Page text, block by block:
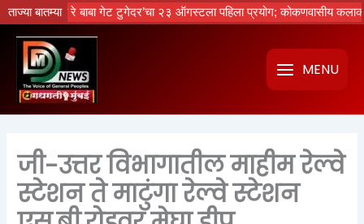
ताज्या बातम्या
नको रे बाबा गेट टुगेदर’चा २३ ऑगस्टला पहिला प्रयोग; कोकणवासीय कलाकारांची
Skip
to
content
MENU
जी-उत्तर विभागातील माहीम रेल्वे
स्टेशन ते माटुंगा रेल्वे स्टेशन